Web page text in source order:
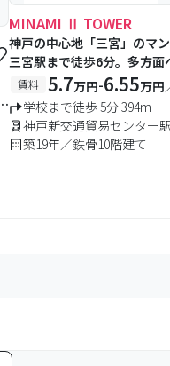
#予約受付中 #空室待ち
MINAMI Ⅱ TOWER
神戸の中心地「三宮」のマ
三宮駅まで徒歩6分。多方面
に便利◎
賃料 5.7万円-6.55万円
学校まで徒歩 5分 394m
神戸新交通貿易センター
築19年／鉄骨10階建て